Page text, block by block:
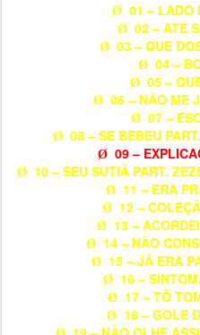
Ø 01 – LADO
Ø 02 – ATÉ
Ø 03 – QUE
Ø 04 –
Ø 05 –
Ø 06 – NÃO ME
Ø 07 –
Ø 08 – SE BEBEU
Ø 09 –
Ø 10 – SEU SUTIÃ PART.
Ø 11 – ERA
Ø 12 –
Ø 13 –
Ø 14 – NÃO
Ø 15 – JÁ ERA
Ø 16 –
Ø 17 – TÔ
Ø 18 – GOLE